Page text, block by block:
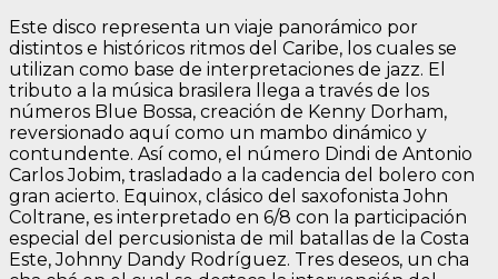
Este disco representa un viaje panorámico por
distintos e históricos ritmos del Caribe, los cuales se
utilizan como base de interpretaciones de jazz. El
tributo a la música brasilera llega a través de los
números Blue Bossa, creación de Kenny Dorham,
reversionado aquí como un mambo dinámico y
contundente. Así como, el número Dindi de Antonio
Carlos Jobim, trasladado a la cadencia del bolero con
gran acierto. Equinox, clásico del saxofonista John
Coltrane, es interpretado en 6/8 con la participación
especial del percusionista de mil batallas de la Costa
Este, Johnny Dandy Rodríguez. Tres deseos, un cha